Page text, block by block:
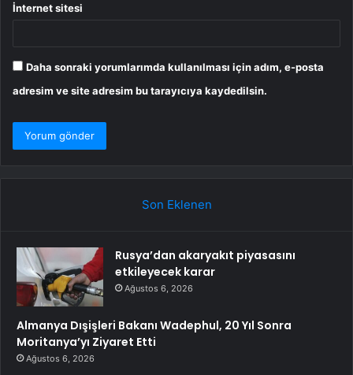
İnternet sitesi
Daha sonraki yorumlarımda kullanılması için adım, e-posta
adresim ve site adresim bu tarayıcıya kaydedilsin.
Son Eklenen
Rusya’dan akaryakıt piyasasını
etkileyecek karar
Ağustos 6, 2026
Almanya Dışişleri Bakanı Wadephul, 20 Yıl Sonra
Moritanya’yı Ziyaret Etti
Ağustos 6, 2026